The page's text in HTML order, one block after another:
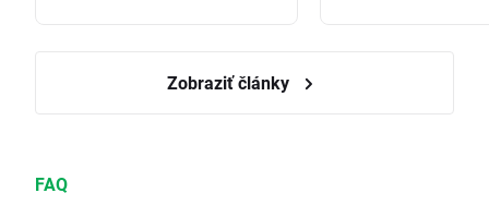
Zobraziť články
FAQ